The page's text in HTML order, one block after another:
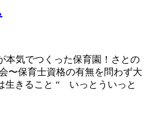
本気でつくった保育園！さとの
〜保育士資格の有無を問わず大
きること “ いっとういっと